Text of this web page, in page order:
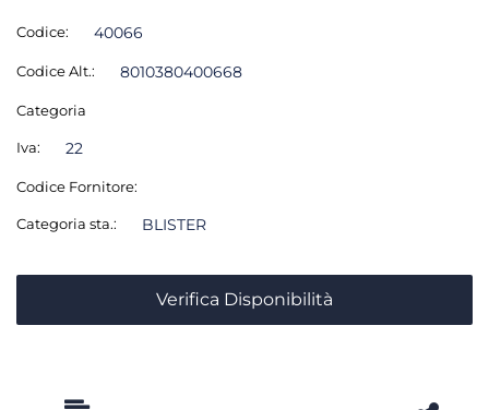
Codice: 40066
Codice Alt.: 8010380400668
Categoria
Iva: 22
Codice Fornitore:
Categoria sta.: BLISTER
Verifica Disponibilità